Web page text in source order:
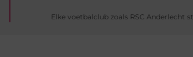
Elke voetbalclub zoals RSC Anderlecht